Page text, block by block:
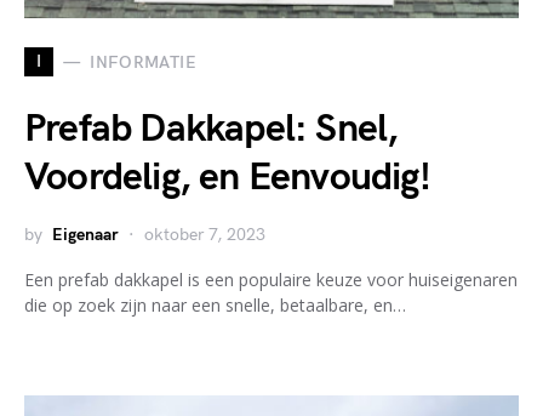
I INFORMATIE
Prefab Dakkapel: Snel,
Voordelig, en Eenvoudig!
by Eigenaar oktober 7, 2023
Een prefab dakkapel is een populaire keuze voor huiseigenaren
die op zoek zijn naar een snelle, betaalbare, en…